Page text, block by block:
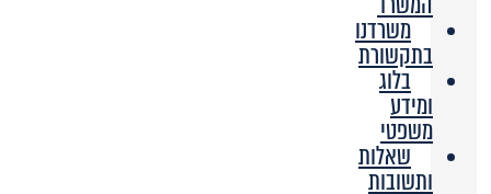
משרדנו
בתקשורת
בלוג
ומידע
משפטי
שאלות
ותשובות